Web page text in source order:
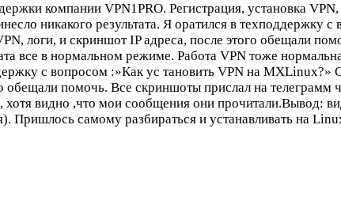
компании VPN1PRO. Регистрация, установка
никакого результата. Я оратился в техподдержку
логи, и скриншот IP адреса, после этого обещали
все в нормальном режиме. Работа VPN тоже
с вопросом :»Как ус тановить VPN на
помочь. Все скриншоты прислал на телеграмм
видно ,что мои сообщения они прочитали.Вывод:
Пришлось самому разбираться и устанавливать на